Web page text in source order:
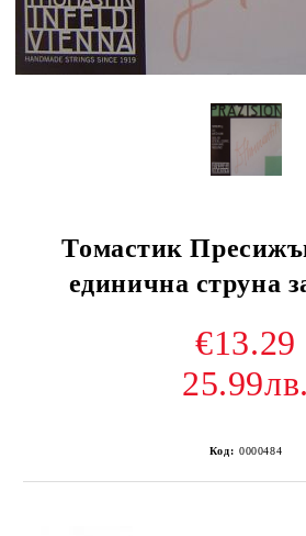
Томастик
единична струна
€13.29
25.99лв.
Код: 0000484